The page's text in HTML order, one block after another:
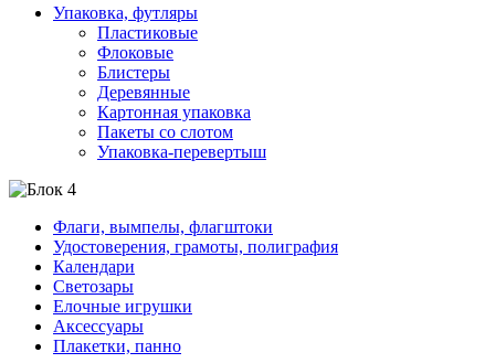
Упаковка, футляры
Пластиковые
Флоковые
Блистеры
Деревянные
Картонная упаковка
Пакеты со слотом
Упаковка-перевертыш
Флаги, вымпелы, флагштоки
Удостоверения, грамоты, полиграфия
Календари
Светозары
Елочные игрушки
Аксессуары
Плакетки, панно